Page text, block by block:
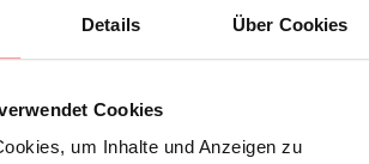
Details Über Cookies
Cookies
um Inhalte und Anzeigen zu
VALLES